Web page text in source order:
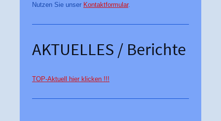
Nutzen Sie unser Kontaktformular.
AKTUELLES / Berichte
TOP-Aktuell hier klicken !!!